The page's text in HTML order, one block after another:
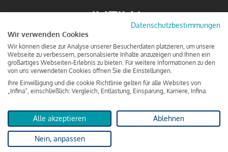
Datenschutzbestimmungen
Wir verwenden Cookies
Wir können diese zur Analyse unserer Besucherdaten platzieren, um unsere
Webseite zu verbessern, personalisierte Inhalte anzuzeigen und Ihnen ein
großartiges Webseiten-Erlebnis zu bieten. Für weitere Informationen zu den
von uns verwendeten Cookies öffnen Sie die Einstellungen.
Ihre Einwilligung und die cookie Richtlinie gelten für alle Websites von
„Infina“, einschließlich: Vergleich, Entlastung, Einsparung, Karriere, Infina.
Alle akzeptieren Ablehnen
Nein, anpassen